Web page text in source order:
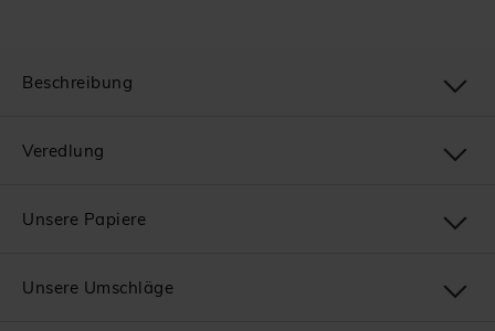
Beschreibung
Veredlung
Unsere Papiere
Unsere Umschläge